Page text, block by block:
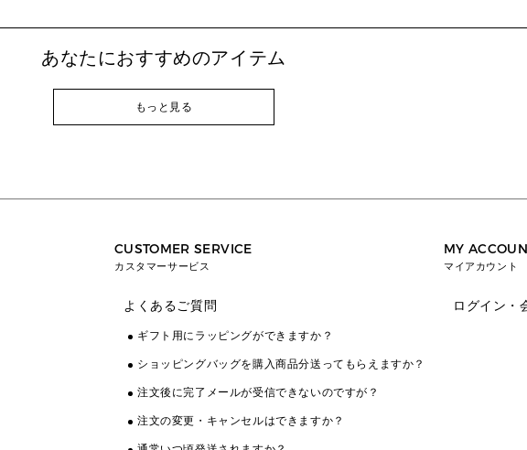
あなたにおすすめのアイテム
もっと見る
CUSTOMER SERVICE
カスタマーサービス
よくあるご質問
ギフト用にラッピングができますか？
ショッピングバッグを購入商品分送ってもらえますか？
注文後に完了メールが受信できないのですが？
注文の変更・キャンセルはできますか？
MY
マイアカウント
ログイン・